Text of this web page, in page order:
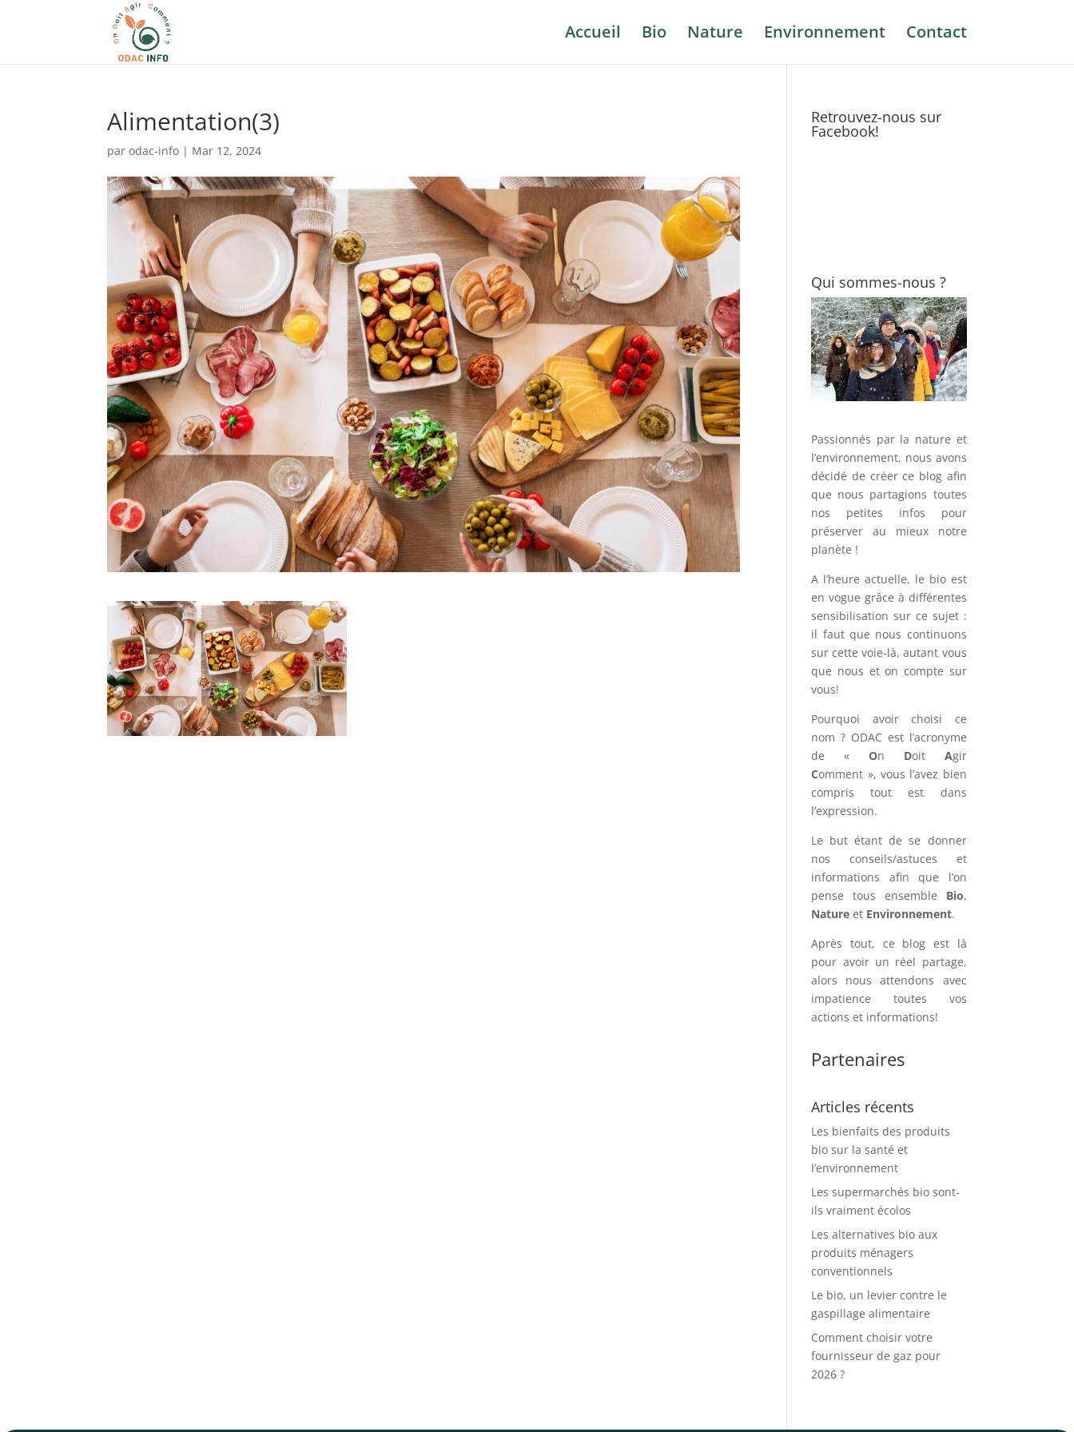
Accueil Bio Nature Environnement Contact
Alimentation(3)
parodac-info | Mar 12, 2024
Retrouvez-nous sur
Facebook!
Qui sommes-nous ?
Passionnés par la nature et
l’environnement, nous avons
décidé de créer ce blog afin
que nous partagions toutes
nos petites infos pour
préserver au mieux notre
planète !
A l’heure actuelle, le bio est
en vogue grâce à différentes
sensibilisation sur ce sujet :
il faut que nous continuons
sur cette voie-là, autant vous
que nous et on compte sur
vous!
Pourquoi avoir choisi ce
nom ? ODAC est l’acronyme
de « On Doit Agir
Comment », vous l’avez bien
compris tout est dans
l’expression.
Le but étant de se donner
nos conseils/astuces et
informations afin que l’on
pense tous ensemble Bio,
Nature et Environnement.
Après tout, ce blog est là
pour avoir un réel partage,
alors nous attendons avec
impatience toutes vos
actions et informations!
Partenaires
Articles récents
Les bienfaits des produits
bio sur la santé et
l’environnement
Les supermarchés bio sont-
ils vraiment écolos
Les alternatives bio aux
produits ménagers
conventionnels
Le bio, un levier contre le
gaspillage alimentaire
Comment choisir votre
fournisseur de gaz pour
2026 ?